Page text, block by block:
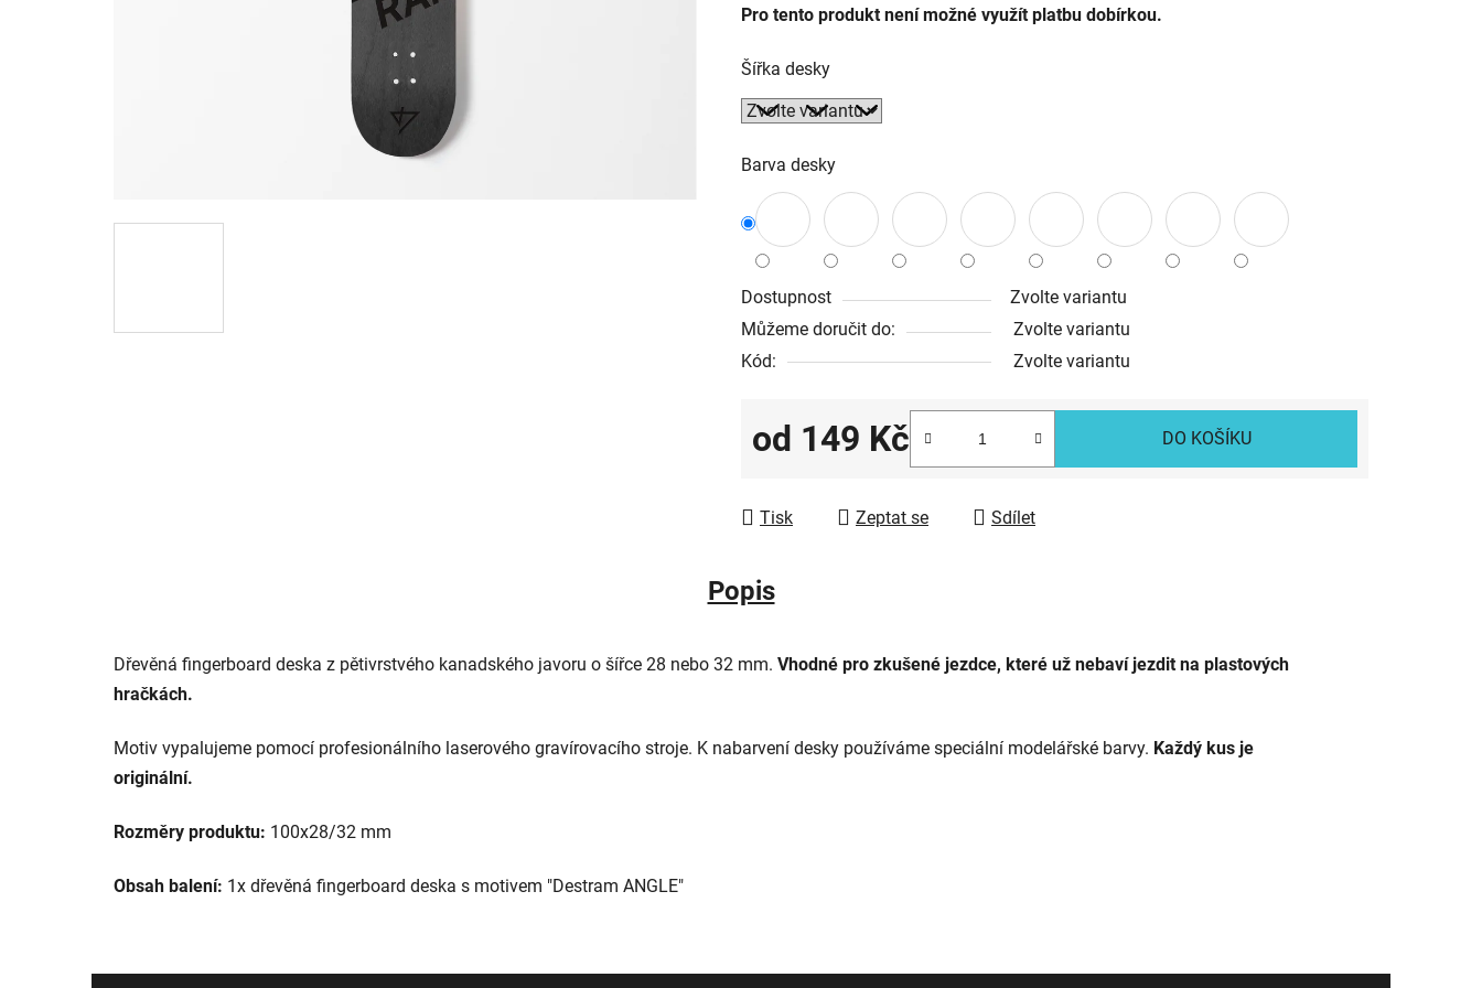
Pro tento produkt není možné využít platbu dobírkou.
Šířka desky
Barva desky
Dostupnost
Zvolte variantu
Můžeme doručit do:
Zvolte variantu
Kód:
Zvolte variantu
od 149 Kč DO KOŠÍKU
Tisk Zeptat se Sdílet
Popis
Dřevěná fingerboard deska z pětivrstvého kanadského javoru o šířce 28 nebo 32 mm. Vhodné pro zkušené jezdce, které už nebaví jezdit na plastových
hračkách.
Motiv vypalujeme pomocí profesionálního laserového gravírovacího stroje. K nabarvení desky používáme speciální modelářské barvy. Každý kus je
originální.
Rozměry produktu: 100x28/32 mm
Obsah balení: 1x dřevěná fingerboard deska s motivem "Destram ANGLE"